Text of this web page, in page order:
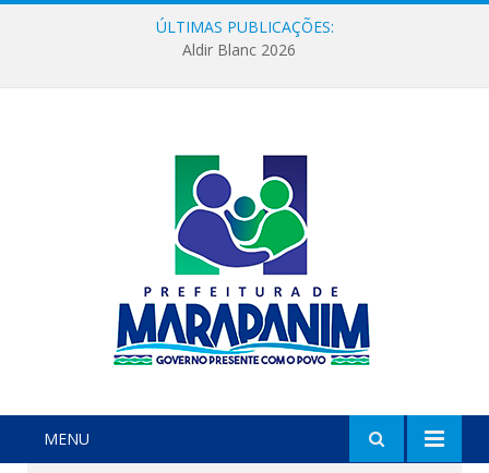
ÚLTIMAS PUBLICAÇÕES:
Aldir Blanc 2026
MENU